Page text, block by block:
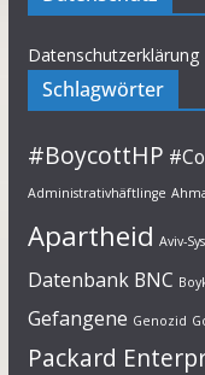
Datenschutzerklärung
Schlagwörter
#BoycottHP
Administrativhäftlinge
Apartheid Aviv-
Datenbank BNC
Gefangene Genozid
Packard